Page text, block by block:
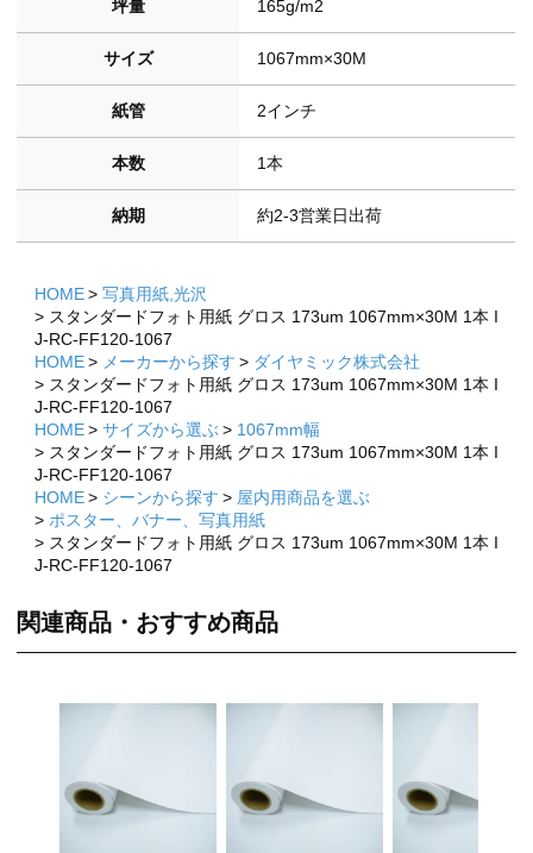
坪量 165g/m2
サイズ 1067mm×30M
紙管 2インチ
本数 1本
納期 約2-3営業日出荷
HOME
写真用紙,光沢
スタンダードフォト用紙 グロス 173um 1067mm×30M 1本 I
J-RC-FF120-1067
HOME
メーカーから探す
ダイヤミック株式会社
スタンダードフォト用紙 グロス 173um 1067mm×30M 1本 I
J-RC-FF120-1067
HOME
サイズから選ぶ
1067mm幅
スタンダードフォト用紙 グロス 173um 1067mm×30M 1本 I
J-RC-FF120-1067
HOME
シーンから探す
屋内用商品を選ぶ
ポスター、バナー、写真用紙
スタンダードフォト用紙 グロス 173um 1067mm×30M 1本 I
J-RC-FF120-1067
関連商品・おすすめ商品